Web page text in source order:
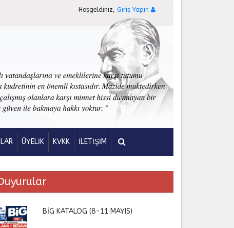
Hoşgeldiniz, Giriş Yapın
ÜYELİK KVKK İLETİŞİM
BİG KATALOG (8-11 MAYIS)